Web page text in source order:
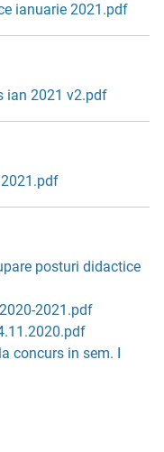
ianuarie 2021.pdf
ian 2021 v2.pdf
posturi didactice
2021.pdf
concurs in sem. I